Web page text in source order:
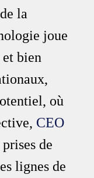
la
joue
bien
où
CEO
de
lignes de